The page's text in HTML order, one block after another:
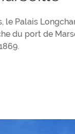
le Palais
du port de